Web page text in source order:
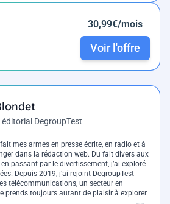
30,99€/mois
Voir l'offre
DegroupTest
mes armes en presse écrite, en radio et à
dans la rédaction web. Du fait divers aux
passant par le divertissement, j’ai exploré
Depuis 2019, j’ai rejoint DegroupTest
télécommunications, un secteur en
prends toujours autant de plaisir à explorer.